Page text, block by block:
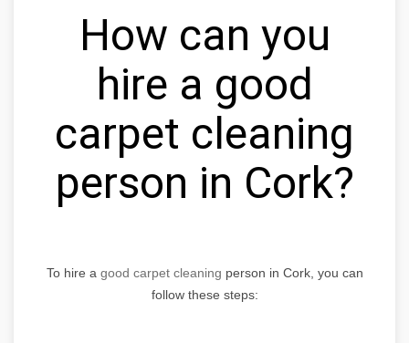
How can you
hire a good
carpet cleaning
person in Cork?
To hire a good carpet cleaning person in Cork, you can
follow these steps: